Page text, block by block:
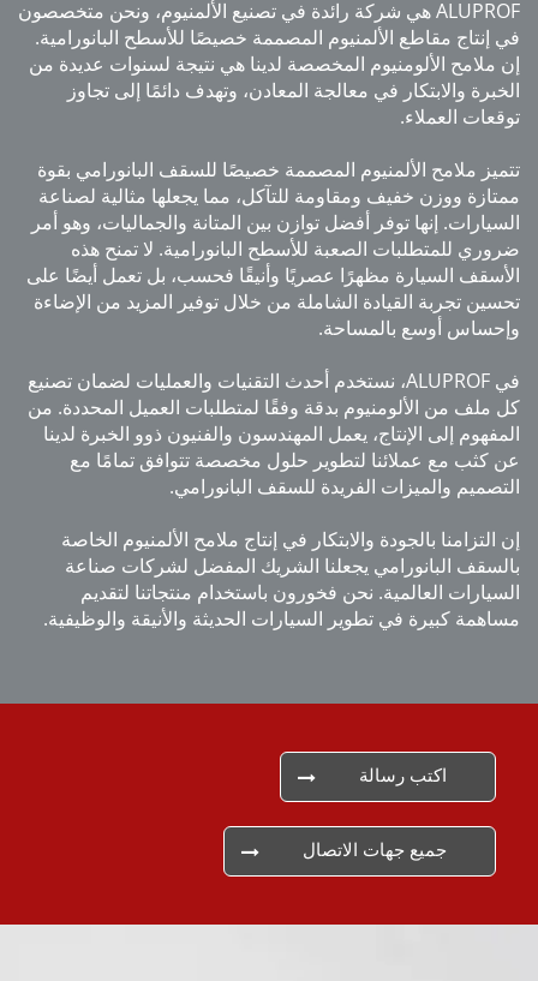
ALUPROF هي شركة رائدة في تصنيع الألمنيوم، ونحن متخصصون
مقاطع الألمنيوم المصممة خصيصًا للأسطح البانورامية.
الألومنيوم المخصصة لدينا هي نتيجة لسنوات عديدة من
والابتكار في معالجة المعادن، وتهدف دائمًا إلى تجاوز
العملاء.
ملامح الألمنيوم المصممة خصيصًا للسقف البانورامي بقوة
ووزن خفيف ومقاومة للتآكل، مما يجعلها مثالية لصناعة
إنها توفر أفضل توازن بين المتانة والجماليات، وهو أمر
للمتطلبات الصعبة للأسطح البانورامية. لا تمنح هذه
السيارة مظهرًا عصريًا وأنيقًا فحسب، بل تعمل أيضًا على
تجربة القيادة الشاملة من خلال توفير المزيد من الإضاءة
أوسع بالمساحة.
في ALUPROF، نستخدم أحدث التقنيات والعمليات لضمان تصنيع
من الألومنيوم بدقة وفقًا لمتطلبات العميل المحددة. من
إلى الإنتاج، يعمل المهندسون والفنيون ذوو الخبرة لدينا
مع عملائنا لتطوير حلول مخصصة تتوافق تمامًا مع
والميزات الفريدة للسقف البانورامي.
بالجودة والابتكار في إنتاج ملامح الألمنيوم الخاصة
البانورامي يجعلنا الشريك المفضل لشركات صناعة
العالمية. نحن فخورون باستخدام منتجاتنا لتقديم
كبيرة في تطوير السيارات الحديثة والأنيقة والوظيفية.
اكتب رسالة
جميع جهات الاتصال